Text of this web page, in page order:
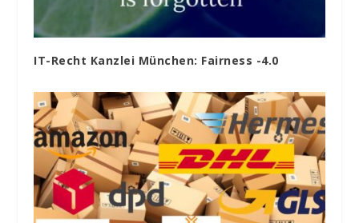
IT-Recht Kanzlei München: Fairness -4.0